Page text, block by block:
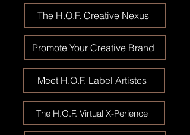
The H.O.F. Creative Nexus
Promote Your Creative Brand
Meet H.O.F. Label Artistes
The H.O.F. Virtual X-Perience